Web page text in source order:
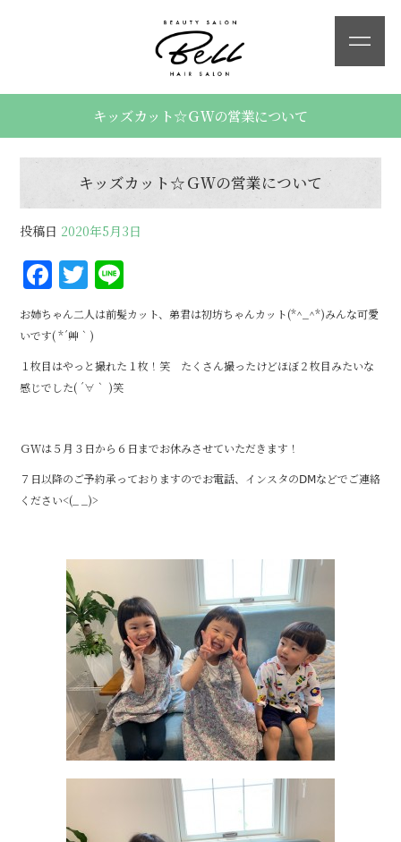
キッズカット☆ＧＷの営業について
キッズカット☆ＧＷの営業について
投稿日 2020年5月3日
F
a
c
e
b
o
k
T
w
it
te
r
n
e
お姉ちゃん二人は前髪カット、弟君は初坊ちゃんカット(*^_^*)みんな可愛
いです( *´艸｀)
１枚目はやっと撮れた１枚！笑 たくさん撮ったけどほぼ２枚目みたいな
感じでした( ´∀｀ )笑
ＧＷは５月３日から６日までお休みさせていただきます！
７日以降のご予約承っておりますのでお電話、インスタのⅮⅯなどでご連絡
ください<(_ _)>